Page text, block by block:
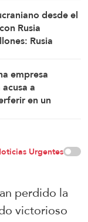
desde el
Rusia
Rusia
empresa
a
en un
Urgentes
perdido la
victorioso